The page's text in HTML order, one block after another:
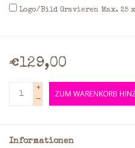
Logo/Bild Gravieren Max. 25 x
€129,00
+
-
ZUM WARENKORB
Informationen